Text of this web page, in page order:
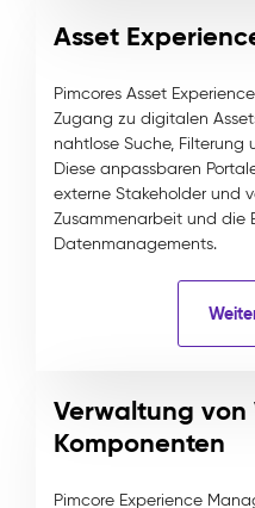
Asset
Pimcores Asset
Zugang zu digitalen
nahtlose Suche,
Diese anpassbaren
externe Stakeholder und
Zusammenarbeit und die
Datenmanagements.
Verwaltung von
Komponenten
Pimcore Experience